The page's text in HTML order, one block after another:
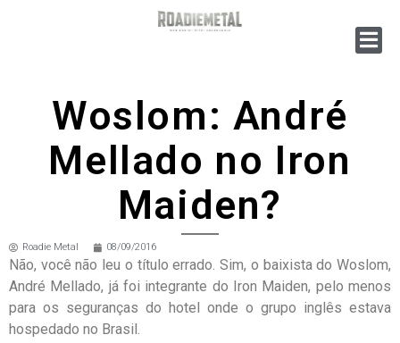
Woslom: André
Mellado no Iron
Maiden?
Roadie Metal 08/09/2016
Não, você não leu o título errado. Sim, o baixista do Woslom,
André Mellado, já foi integrante do Iron Maiden, pelo menos
para os seguranças do hotel onde o grupo inglês estava
hospedado no Brasil.